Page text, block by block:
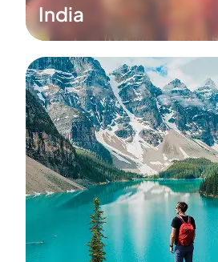
India